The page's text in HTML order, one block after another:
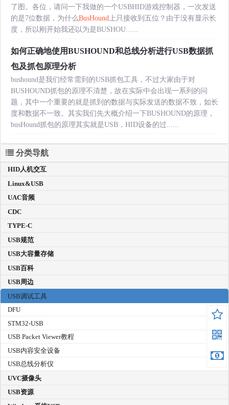
了图。各位，请问一下我做的一个USBHID游戏控制器，一次发送
的是7位数据，为什么BusHound 上只接收到五位？由于没有显示长
度，所以刚开始我还以为是BUSHOU......
如何正确地使用BUSHOUND和总线分析进行USB数据抓
包及抓包原理分析
bushound是我们经常需到的USB抓包工具，不过大家由于对
BUSHOUND抓包的原理不清楚，故在实际中会出现一系列的问
题，其中一个重要的就是抓到的数据与实际发送的数据不致，如长
度和数据不一致。其实我们先大概介绍一下BUSHOUND的原理，
busHound抓包的原理其实就是USB，HID设备的过......
分类导航
HID人机交互
Linux&USB
UAC音频
CDC
TYPE-C
USB规范
USB大容量存储
USB百科
USB周边
USB调试工具
DFU
STM32-USB
USB Packet Viewer教程
USB内容安全设备
USB总线分析仪
UVC摄像头
USB资源